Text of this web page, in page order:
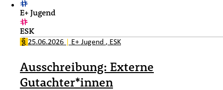
E+ Jugend
ESK
25.06.2026 | E+ Jugend , ESK
Ausschreibung: Externe
Gutachter*innen